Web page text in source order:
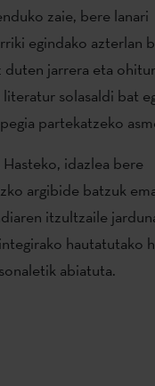
zaie, bere lanari
egindako azterlan
jarrera eta
solasaldi bat
partekatzeko
idazlea bere
argibide batzuk
itzultzaile
hautatutako
abiatuta.